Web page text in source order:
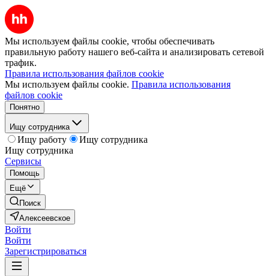
Мы используем файлы cookie, чтобы обеспечивать
правильную работу нашего веб-сайта и анализировать сетевой
трафик.
Правила использования файлов cookie
Мы используем файлы cookie. Правила использования
файлов cookie
Понятно
Ищу сотрудника
Ищу работу
Ищу сотрудника
Ищу сотрудника
Сервисы
Помощь
Ещё
Поиск
Алексеевское
Войти
Войти
Зарегистрироваться